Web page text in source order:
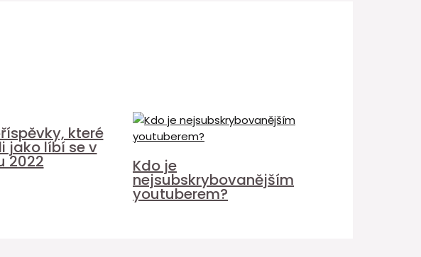
které
jako líbí se v
2022 Kdo je
nejsubskrybovanějším
youtuberem?